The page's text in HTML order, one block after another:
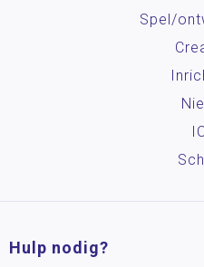
Spel/
Hulp nodig?